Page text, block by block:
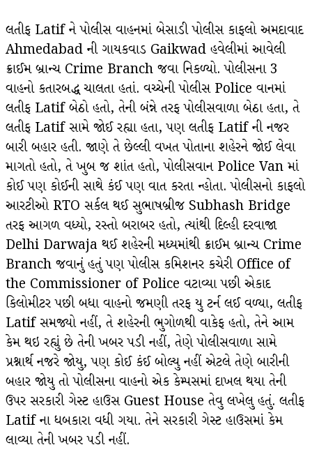
લતીફ Latif ને પોલીસ વાહનમાં બેસાડી પોલીસ કાફલો અમદાવાદ
Ahmedabad ની ગાયકવાડ Gaikwad હવેલીમાં આવેલી
ક્રાઈમ બ્રાન્ચ Crime Branch જવા નિકળ્યો. પોલીસના 3
વાહનો કતારબદ્ધ ચાલતા હતાં. વચ્ચેની પોલીસ Police વાનમાં
લતીફ Latif બેઠો હતો, તેની બંન્ને તરફ પોલીસવાળા બેઠા હતા, તે
લતીફ Latif સામે જોઈ રહ્યા હતા, પણ લતીફ Latif ની નજર
બારી બહાર હતી. જાણે તે છેલ્લી વખત પોતાના શહેરને જોઈ લેવા
માગતો હતો, તે ખુબ જ શાંત હતો, પોલીસવાન Police Van માં
કોઈ પણ કોઈની સાથે કંઈ પણ વાત કરતા ન્હોતા. પોલીસનો કાફલો
આરટીઓ RTO સર્કલ થઈ સુભાષબ્રીજ Subhash Bridge
તરફ આગળ વધ્યો, રસ્તો બરાબર હતો, ત્યાંથી દિલ્હી દરવાજા
Delhi Darwaja થઈ શહેરની મધ્યમાંથી ક્રાઈમ બ્રાન્ચ Crime
Branch જવાનું હતું પણ પોલીસ કમિશનર કચેરી Office of
the Commissioner of Police વટાવ્યા પછી એકાદ
કિલોમીટર પછી બધા વાહનો જમણી તરફ યુ ટર્ન લઈ વળ્યા, લતીફ
Latif સમજ્યો નહીં, તે શહેરની ભુગોળથી વાકેફ હતો, તેને આમ
કેમ થઇ રહ્યું છે તેની ખબર પડી નહીં, તેણે પોલીસવાળા સામે
પ્રશ્નાર્થ નજરે જોયુ, પણ કોઈ કંઈ બોલ્યુ નહીં એટલે તેણે બારીની
બહાર જોયુ તો પોલીસના વાહનો એક કેમ્પસમાં દાખલ થયા તેની
ઉપર સરકારી ગેસ્ટ હાઉસ Guest House તેવુ લખેલુ હતું. લતીફ
Latif ના ધબકારા વધી ગયા. તેને સરકારી ગેસ્ટ હાઉસમાં કેમ
લાવ્યા તેની ખબર પડી નહીં.